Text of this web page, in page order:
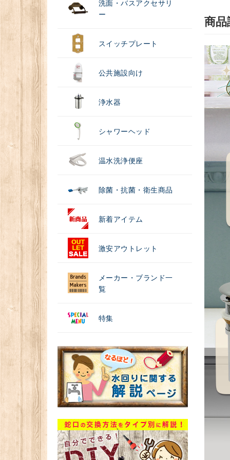
洗面・バスアクセサリ
ー
スイッチプレート
公共施設向け
浄水器
シャワーヘッド
温水洗浄便座
除菌・抗菌・衛生商品
新着アイテム
激安アウトレット
メーカー・ブランド一
覧
特集
商品